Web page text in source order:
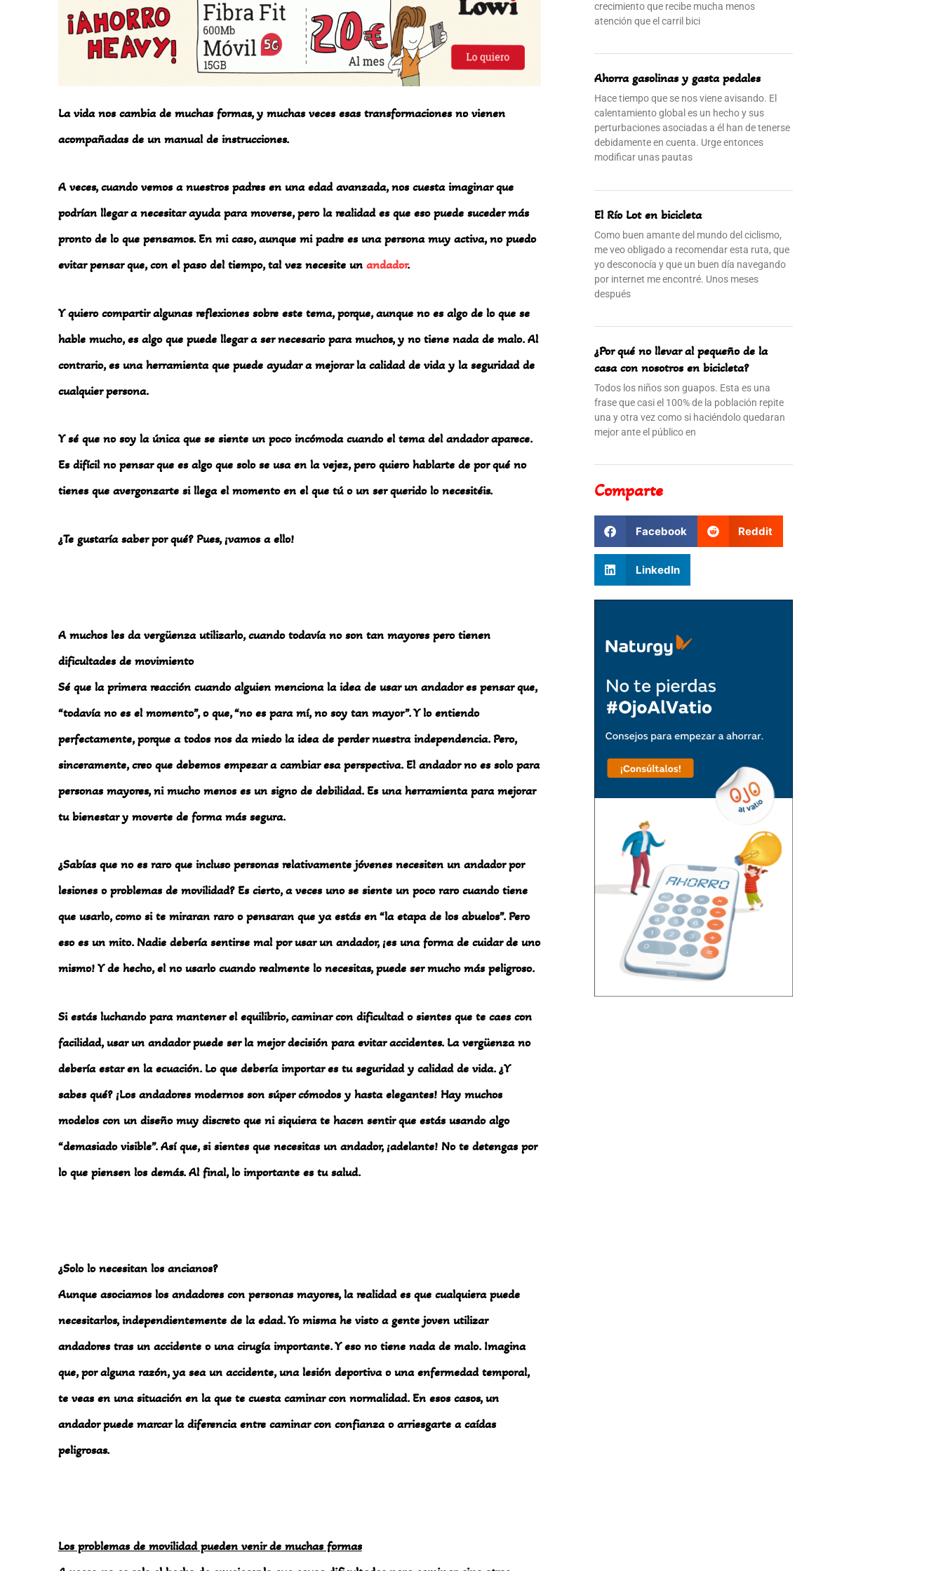
La vida nos cambia de muchas formas, y muchas veces esas transformaciones no vienen
acompañadas de un manual de instrucciones.
A veces, cuando vemos a nuestros padres en una edad avanzada, nos cuesta imaginar que
podrían llegar a necesitar ayuda para moverse, pero la realidad es que eso puede suceder más
pronto de lo que pensamos. En mi caso, aunque mi padre es una persona muy activa, no puedo
evitar pensar que, con el paso del tiempo, tal vez necesite un andador.
Y quiero compartir algunas reflexiones sobre este tema, porque, aunque no es algo de lo que se
hable mucho, es algo que puede llegar a ser necesario para muchos, y no tiene nada de malo. Al
contrario, es una herramienta que puede ayudar a mejorar la calidad de vida y la seguridad de
cualquier persona.
Y sé que no soy la única que se siente un poco incómoda cuando el tema del andador aparece.
Es difícil no pensar que es algo que solo se usa en la vejez, pero quiero hablarte de por qué no
tienes que avergonzarte si llega el momento en el que tú o un ser querido lo necesitéis.
¿Te gustaría saber por qué? Pues, ¡vamos a ello!
A muchos les da vergüenza utilizarlo, cuando todavía no son tan mayores pero tienen
dificultades de movimiento
Sé que la primera reacción cuando alguien menciona la idea de usar un andador es pensar que,
“todavía no es el momento”, o que, “no es para mí, no soy tan mayor”. Y lo entiendo
perfectamente, porque a todos nos da miedo la idea de perder nuestra independencia. Pero,
sinceramente, creo que debemos empezar a cambiar esa perspectiva. El andador no es solo para
personas mayores, ni mucho menos es un signo de debilidad. Es una herramienta para mejorar
tu bienestar y moverte de forma más segura.
¿Sabías que no es raro que incluso personas relativamente jóvenes necesiten un andador por
lesiones o problemas de movilidad? Es cierto, a veces uno se siente un poco raro cuando tiene
que usarlo, como si te miraran raro o pensaran que ya estás en “la etapa de los abuelos”. Pero
eso es un mito. Nadie debería sentirse mal por usar un andador, ¡es una forma de cuidar de uno
mismo! Y de hecho, el no usarlo cuando realmente lo necesitas, puede ser mucho más peligroso.
Si estás luchando para mantener el equilibrio, caminar con dificultad o sientes que te caes con
facilidad, usar un andador puede ser la mejor decisión para evitar accidentes. La vergüenza no
debería estar en la ecuación. Lo que debería importar es tu seguridad y calidad de vida. ¿Y
sabes qué? ¡Los andadores modernos son súper cómodos y hasta elegantes! Hay muchos
modelos con un diseño muy discreto que ni siquiera te hacen sentir que estás usando algo
“demasiado visible”. Así que, si sientes que necesitas un andador, ¡adelante! No te detengas por
lo que piensen los demás. Al final, lo importante es tu salud.
¿Solo lo necesitan los ancianos?
Aunque asociamos los andadores con personas mayores, la realidad es que cualquiera puede
necesitarlos, independientemente de la edad. Yo misma he visto a gente joven utilizar
andadores tras un accidente o una cirugía importante. Y eso no tiene nada de malo. Imagina
que, por alguna razón, ya sea un accidente, una lesión deportiva o una enfermedad temporal,
te veas en una situación en la que te cuesta caminar con normalidad. En esos casos, un
andador puede marcar la diferencia entre caminar con confianza o arriesgarte a caídas
peligrosas.
Los problemas de movilidad pueden venir de muchas formas
crecimiento que recibe mucha menos
atención que el carril bici
Ahorra gasolinas y gasta pedales
Hace tiempo que se nos viene avisando. El
calentamiento global es un hecho y sus
perturbaciones asociadas a él han de tenerse
debidamente en cuenta. Urge entonces
modificar unas pautas
El Río Lot en bicicleta
Como buen amante del mundo del ciclismo,
me veo obligado a recomendar esta ruta, que
yo desconocía y que un buen día navegando
por internet me encontré. Unos meses
después
¿Por qué no llevar al pequeño de la
casa con nosotros en bicicleta?
Todos los niños son guapos. Esta es una
frase que casi el 100% de la población repite
una y otra vez como si haciéndolo quedaran
mejor ante el público en
Comparte
Facebook Reddit
LinkedIn